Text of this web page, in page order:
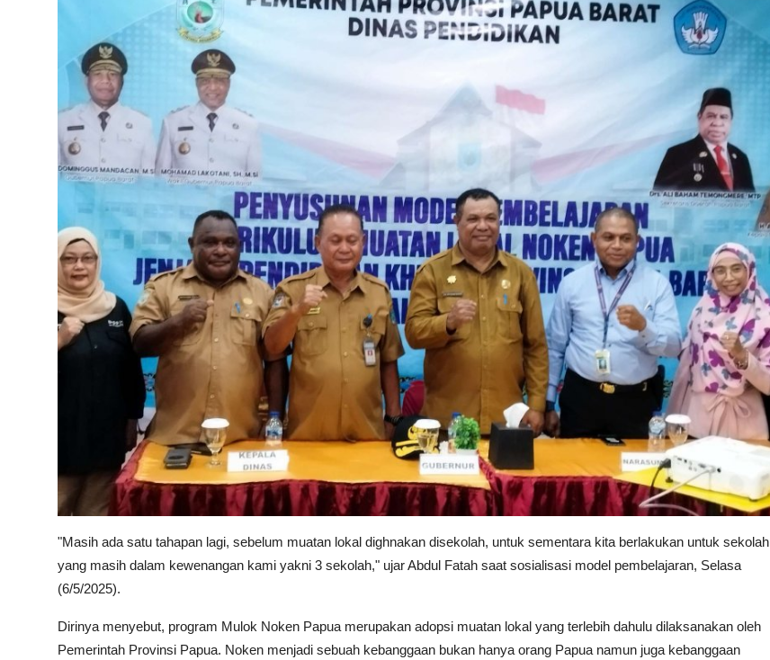
"Masih ada satu tahapan lagi, sebelum muatan lokal dighnakan disekolah, untuk sementara kita berlakukan untuk sekolah
yang masih dalam kewenangan kami yakni 3 sekolah," ujar Abdul Fatah saat sosialisasi model pembelajaran, Selasa
(6/5/2025).
Dirinya menyebut, program Mulok Noken Papua merupakan adopsi muatan lokal yang terlebih dahulu dilaksanakan oleh
Pemerintah Provinsi Papua. Noken menjadi sebuah kebanggaan bukan hanya orang Papua namun juga kebanggaan